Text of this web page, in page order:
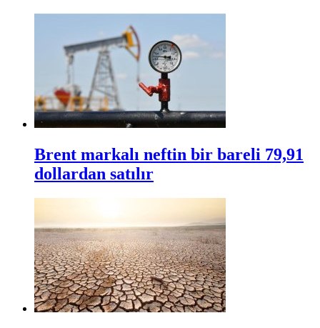
Brent markalı neftin bir bareli 79,91
dollardan satılır